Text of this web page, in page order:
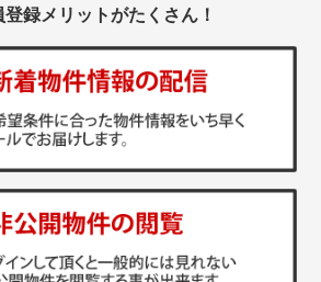
録メリットがたくさん！